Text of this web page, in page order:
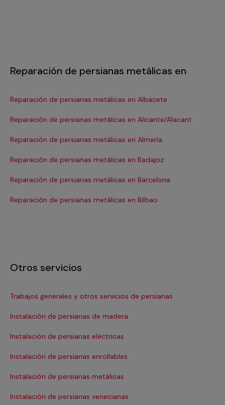
Reparación de persianas metálicas en
Reparación de persianas metálicas en Albacete
Reparación de persianas metálicas en Alicante/Alacant
Reparación de persianas metálicas en Almería
Reparación de persianas metálicas en Badajoz
Reparación de persianas metálicas en Barcelona
Reparación de persianas metálicas en Bilbao
Otros servicios
Trabajos generales y otros servicios de persianas
Instalación de persianas de madera
Instalación de persianas eléctricas
Instalación de persianas enrollables
Instalación de persianas metálicas
Instalación de persianas venecianas